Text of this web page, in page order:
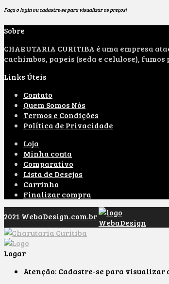
Faça o login ou cadastre-se para visualizar os preços!
Sobre
CHARUTARIA CURITIBA é uma empresa
cachimbos, papeis (seda e celulose),
Links Úteis
Contato
Quem Somos Nós
Termos e Condições
Política de Privacidade
Loja
Minha conta
Comparativo
Lista de Desejos
Carrinho
Finalizar compra
2021 WebaDesign.com.br
Logar
Atenção: Cadastre-se para visualizar